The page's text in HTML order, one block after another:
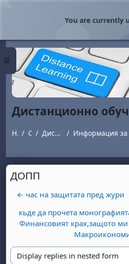
Side panel
You are currently
Дистанционно
Home Courses Дистанционно обучение
ДОПП
← час на защитата пред жури
кьде да прочета
Финансовият крах,защото ми
Display mode